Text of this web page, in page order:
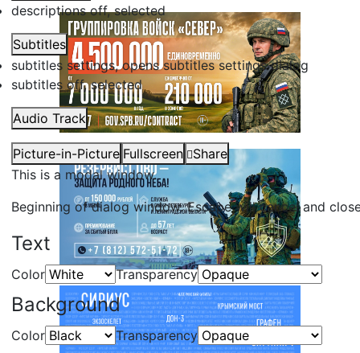
descriptions off, selected
Subtitles
subtitles settings, opens subtitles settings dialog
subtitles off, selected
Audio Track
Picture-in-Picture Fullscreen
Share
This is a modal window.
Beginning of dialog window. Escape will cancel and
Text
Color Transparency
Background
Color Transparency